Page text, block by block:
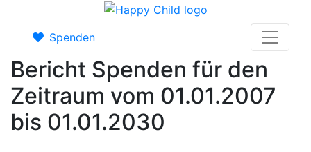
Spenden
Bericht Spenden für den
Zeitraum vom 01.01.2007
bis 01.01.2030